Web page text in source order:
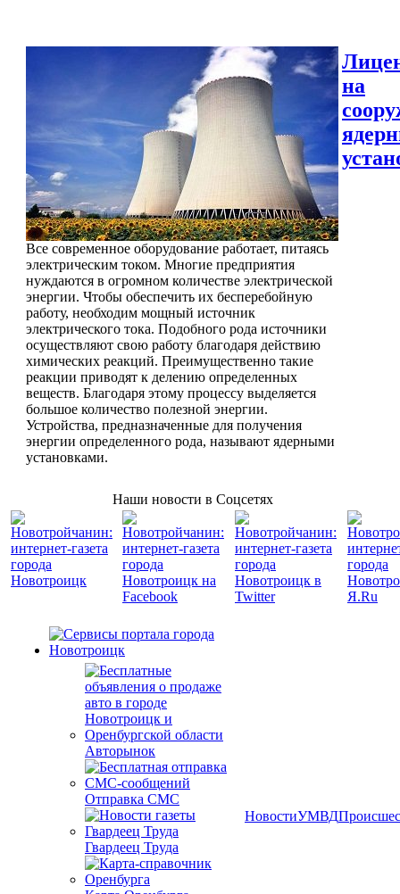
Все современное оборудование работает, питаясь
электрическим током. Многие предприятия
нуждаются в огромном количестве электрической
энергии. Чтобы обеспечить их бесперебойную
работу, необходим мощный источник
электрического тока. Подобного рода источники
осуществляют свою работу благодаря действию
химических реакций. Преимущественно такие
реакции приводят к делению определенных
веществ. Благодаря этому процессу выделяется
большое количество полезной энергии.
Устройства, предназначенные для получения
энергии определенного рода, называют ядерными
установками.
на
Наши новости в Соцсетях
Авторынок
Отправка СМС
Гвардеец Труда
НовостиУМВД